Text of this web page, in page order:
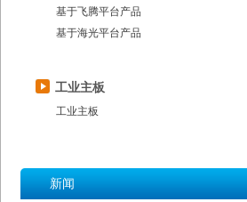
基于飞腾平台产品
基于海光平台产品
工业主板
工业主板
新闻